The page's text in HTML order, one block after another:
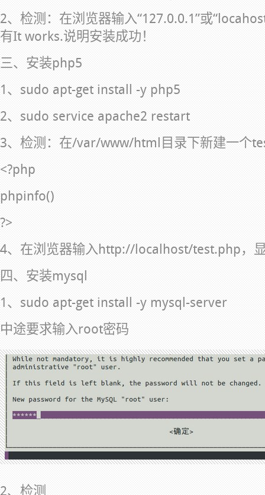
2、检测：在浏览器输入“127.0.0.1”或
有It works.说明安装成功！
三、安装php5
1、sudo apt-get install -y php5
2、sudo service apache2 restart
3、检测：在/var/www/html目录下新建一个
<?php
phpinfo()
?>
4、在浏览器输入http://localhost/test.php，
四、安装mysql
1、sudo apt-get install -y mysql-server
中途要求输入root密码
2、检测